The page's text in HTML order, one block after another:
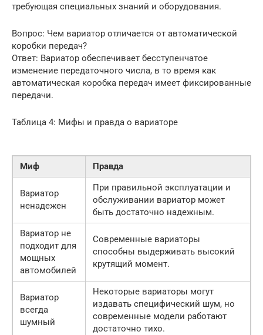
требующая специальных знаний и оборудования.
Вопрос: Чем вариатор отличается от автоматической
коробки передач?
Ответ: Вариатор обеспечивает бесступенчатое
изменение передаточного числа, в то время как
автоматическая коробка передач имеет фиксированные
передачи.
Таблица 4: Мифы и правда о вариаторе
Миф Правда
Вариатор
ненадежен
При правильной эксплуатации и
обслуживании вариатор может
быть достаточно надежным.
Вариатор не
подходит для
мощных
автомобилей
Современные вариаторы
способны выдерживать высокий
крутящий момент.
Вариатор
всегда
шумный
Некоторые вариаторы могут
издавать специфический шум, но
современные модели работают
достаточно тихо.